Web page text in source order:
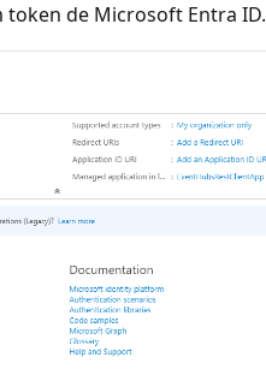
token de Microsoft Entra ID.